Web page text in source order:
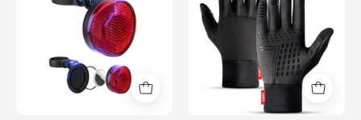
Findmy
Tracker
-
para
usuarios
invierno
GRUNDIG
para
hombre
y
mujer